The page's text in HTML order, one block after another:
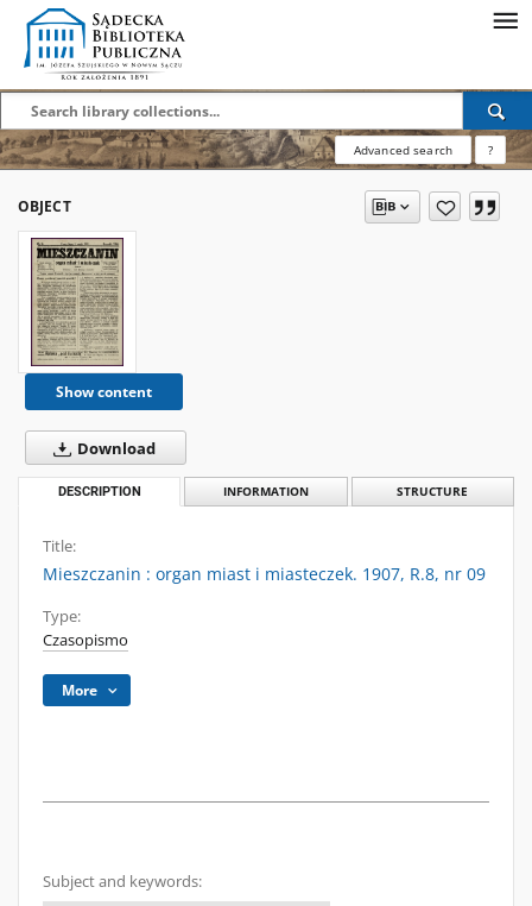
Advanced search ?
OBJECT
Show content
Download
DESCRIPTION INFORMATION STRUCTURE
Title:
Mieszczanin : organ miast i miasteczek. 1907, R.8, nr 09
Type:
Czasopismo
More
Subject and keywords: